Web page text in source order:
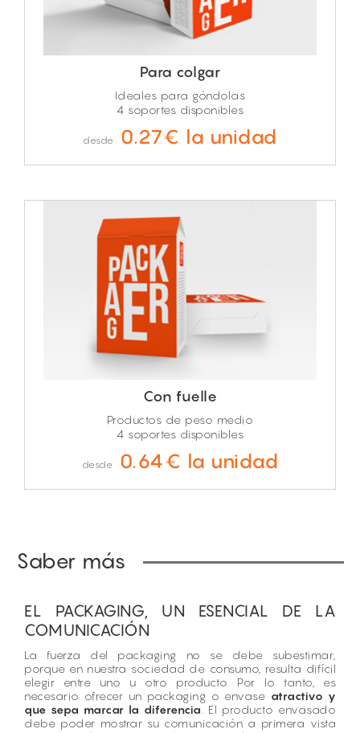
Para colgar
Ideales para góndolas
4 soportes disponibles
desde 0.27€ la unidad
Con fuelle
Productos de peso medio
4 soportes disponibles
desde 0.64€ la unidad
Saber más
EL PACKAGING, UN ESENCIAL DE LA
COMUNICACIÓN
La fuerza del packaging no se debe subestimar,
porque en nuestra sociedad de consumo, resulta difícil
elegir entre uno u otro producto. Por lo tanto, es
necesario ofrecer un packaging o envase atractivo y
que sepa marcar la diferencia . El producto envasado
debe poder mostrar su comunicación a primera vista